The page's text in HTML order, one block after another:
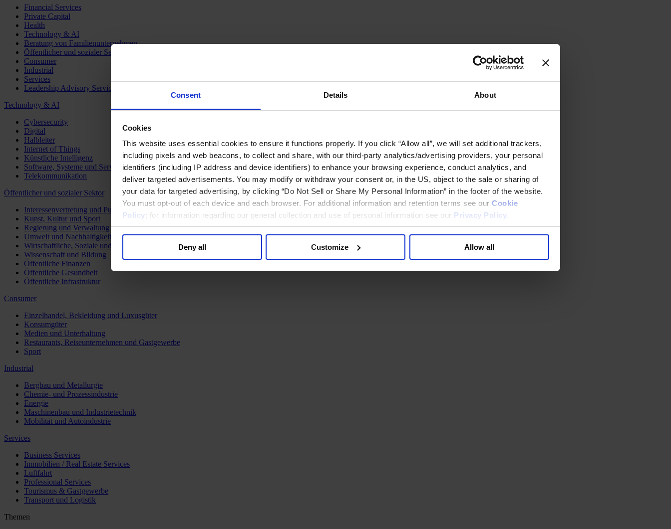
Consent Details About
Cookies
This website uses essential cookies to ensure it functions properly. If you click “Allow all”, we will set additional trackers,
including pixels and web beacons, to collect and share, with our third-party analytics/advertising providers, your personal
identifiers (including IP address and device identifiers) to enhance your browsing experience, conduct analytics, and
deliver targeted advertisements. You may modify or withdraw your consent or, in the US, object to the sale or sharing of
your data for targeted advertising, by clicking “Do Not Sell or Share My Personal Information” in the footer of the website.
You must opt-out of each device and each browser. For additional information and retention terms see our Cookie
Policy; for information regarding our general collection and use of personal information see our Privacy Policy
Deny all Customize Allow all
Financial Services
Private Capital
Health
Technology & AI
Beratung von Familienunternehmen
Öffentlicher und sozialer Sektor
Consumer
Industrial
Services
Leadership Advisory Services
Technology & AI
Cybersecurity
Digital
Halbleiter
Internet of Things
Künstliche Intelligenz
Software, Systeme und Services
Telekommunikation
Öffentlicher und sozialer Sektor
Interessenvertretung und Public Affairs
Kunst, Kultur und Sport
Regierung und Verwaltung
Umwelt und Nachhaltigkeit
Wirtschaftliche, Soziale und Humanitäre Entwicklung
Wissenschaft und Bildung
Öffentliche Finanzen
Öffentliche Gesundheit
Öffentliche Infrastruktur
Consumer
Einzelhandel, Bekleidung und Luxusgüter
Konsumgüter
Medien und Unterhaltung
Restaurants, Reiseunternehmen und Gastgewerbe
Sport
Industrial
Bergbau und Metallurgie
Chemie- und Prozessindustrie
Energie
Maschinenbau und Industrietechnik
Mobilität und Autoindustrie
Services
Business Services
Immobilien / Real Estate Services
Luftfahrt
Professional Services
Tourismus & Gastgewerbe
Transport und Logistik
Themen